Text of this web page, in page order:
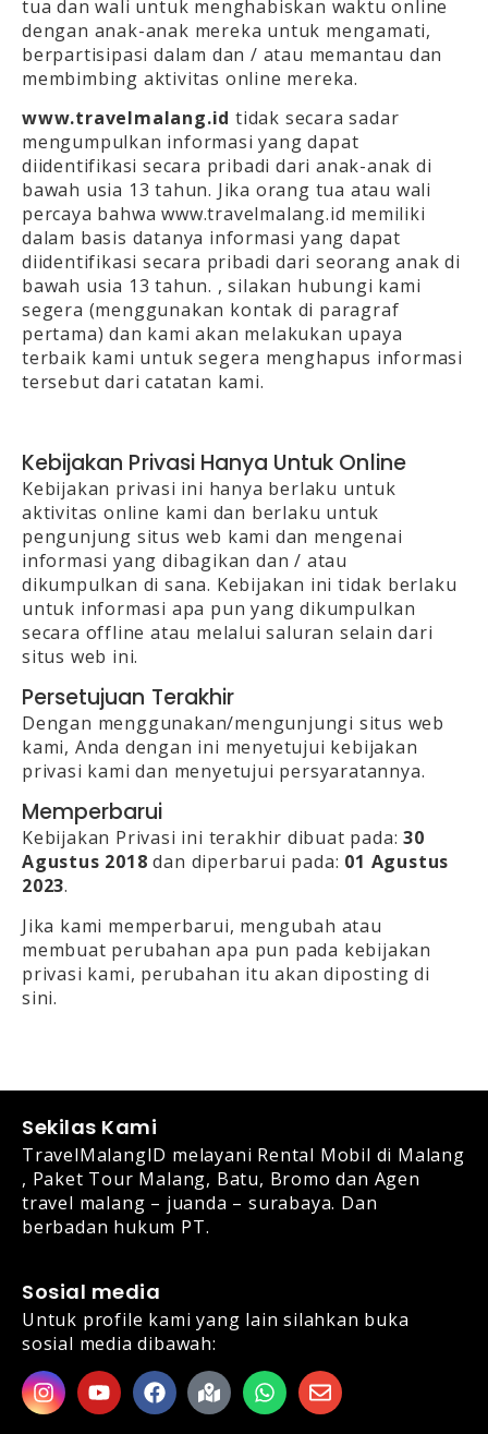
tua dan wali untuk menghabiskan waktu online
dengan anak-anak mereka untuk mengamati,
berpartisipasi dalam dan / atau memantau dan
membimbing aktivitas online mereka.
www.travelmalang.id tidak secara sadar
mengumpulkan informasi yang dapat
diidentifikasi secara pribadi dari anak-anak di
bawah usia 13 tahun. Jika orang tua atau wali
percaya bahwa www.travelmalang.id memiliki
dalam basis datanya informasi yang dapat
diidentifikasi secara pribadi dari seorang anak di
bawah usia 13 tahun. , silakan hubungi kami
segera (menggunakan kontak di paragraf
pertama) dan kami akan melakukan upaya
terbaik kami untuk segera menghapus informasi
tersebut dari catatan kami.
Kebijakan Privasi Hanya Untuk Online
Kebijakan privasi ini hanya berlaku untuk
aktivitas online kami dan berlaku untuk
pengunjung situs web kami dan mengenai
informasi yang dibagikan dan / atau
dikumpulkan di sana. Kebijakan ini tidak berlaku
untuk informasi apa pun yang dikumpulkan
secara offline atau melalui saluran selain dari
situs web ini.
Persetujuan Terakhir
Dengan menggunakan/mengunjungi situs web
kami, Anda dengan ini menyetujui kebijakan
privasi kami dan menyetujui persyaratannya.
Memperbarui
Kebijakan Privasi ini terakhir dibuat pada:30
Agustus 2018 dan diperbarui pada: 01 Agustus
2023.
Jika kami memperbarui, mengubah atau
membuat perubahan apa pun pada kebijakan
privasi kami, perubahan itu akan diposting di
sini.
Sekilas Kami
TravelMalangID melayani Rental Mobil di Malang
, Paket Tour Malang, Batu, Bromo dan Agen
travel malang – juanda – surabaya. Dan
berbadan hukum PT.
Sosial media
Untuk profile kami yang lain silahkan buka
sosial media dibawah: